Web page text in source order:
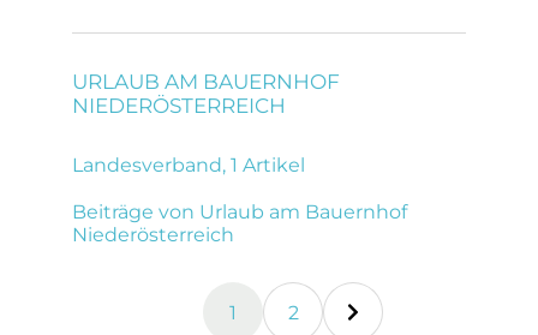
URLAUB AM BAUERNHOF
NIEDERÖSTERREICH
Landesverband, 1 Artikel
Beiträge von Urlaub am Bauernhof
Niederösterreich
1(Aktuelle Seite )
2